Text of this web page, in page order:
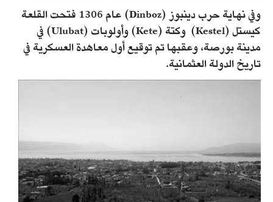
وفي نهاية حرب دينبوز (Dinboz) عام 1306 فتحت القلعة
كيستل (Kestel) وكتة (Kete) وأولوبات (Ulubat) في
مدينة بورصة، وعقبها تم توقيع أول معاهدة العسكرية في
تاريخ الدولة العثمانية.